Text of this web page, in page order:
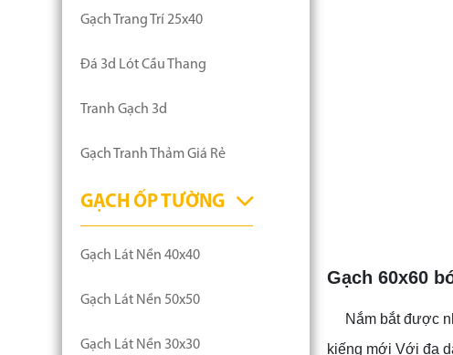
Gạch Trang Trí 25x40
Đá 3d Lót Cầu Thang
Tranh Gạch 3d
Gạch Tranh Thảm Giá Rẻ
GẠCH ỐP TƯỜNG
Gạch Lát Nền 40x40
Gạch Lát Nền 50x50
Gạch Lát Nền 30x30
Gạch 60x60
Nắm bắt được
kiếng mới Với đa